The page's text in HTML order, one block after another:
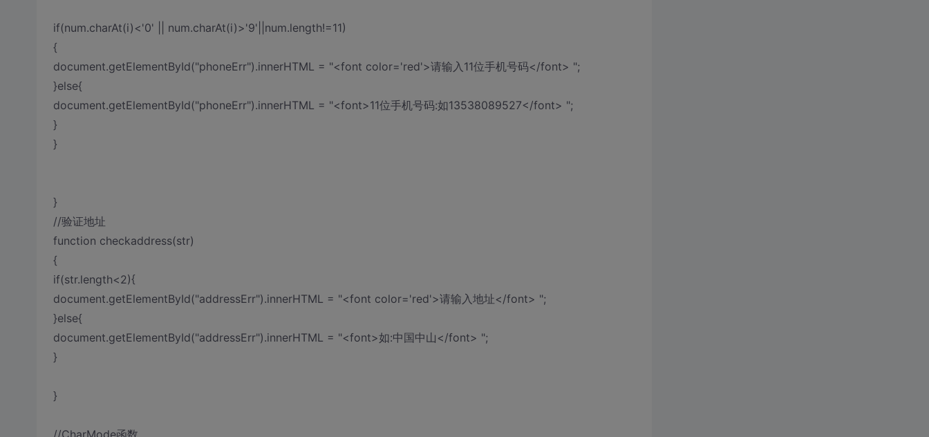
if(num.charAt(i)<'0' || num.charAt(i)>'9'||num.length!=11)
{
document.getElementById("phoneErr").innerHTML = "<font color='red'>请输入11位手机号码</font> ";
}else{
document.getElementById("phoneErr").innerHTML = "<font>11位手机号码:如13538089527</font> ";
}
}
}
//验证地址
function checkaddress(str)
{
if(str.length<2){
document.getElementById("addressErr").innerHTML = "<font color='red'>请输入地址</font> ";
}else{
document.getElementById("addressErr").innerHTML = "<font>如:中国中山</font> ";
}
}
//CharMode函数